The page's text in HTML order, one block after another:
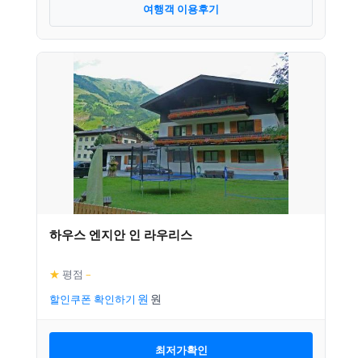
여행객 이용후기
하우스 엔지안 인 라우리스
★ 평점 –
할인쿠폰 확인하기
최저가확인